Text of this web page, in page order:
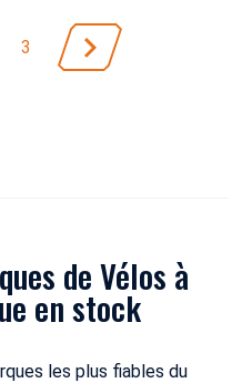
3
de Vélos à
en stock
les plus fiables du